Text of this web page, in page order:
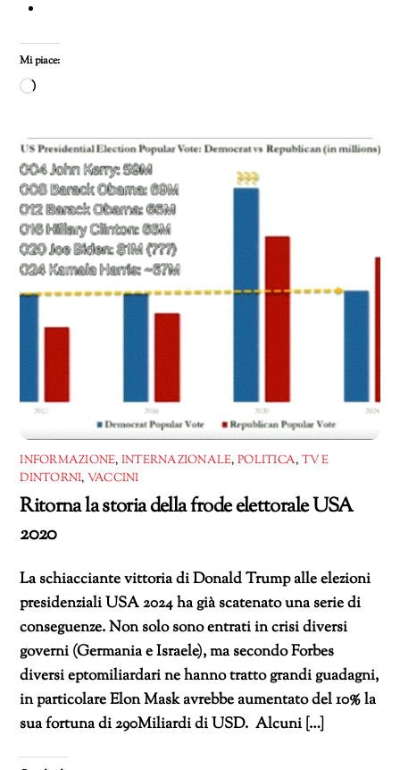
Mi piace:
Caricamento
corso…
INFORMAZIONE, INTERNAZIONALE, POLITICA, TV E
DINTORNI, VACCINI
Ritorna la storia della frode elettorale USA
2020
La schiacciante vittoria di Donald Trump alle elezioni
presidenziali USA 2024 ha già scatenato una serie di
conseguenze. Non solo sono entrati in crisi diversi
governi (Germania e Israele), ma secondo Forbes
diversi eptomiliardari ne hanno tratto grandi guadagni,
in particolare Elon Mask avrebbe aumentato del 10% la
sua fortuna di 290Miliardi di USD. Alcuni […]